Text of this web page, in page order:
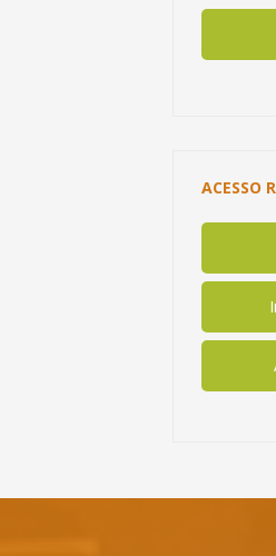
ACESSO